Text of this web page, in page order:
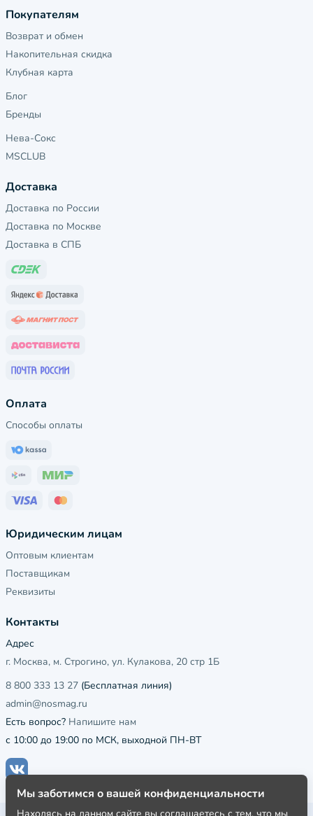
Покупателям
Возврат и обмен
Накопительная скидка
Клубная карта
Блог
Бренды
Нева-Сокс
MSCLUB
Доставка
Доставка по России
Доставка по Москве
Доставка в СПБ
Оплата
Способы оплаты
Юридическим лицам
Оптовым клиентам
Поставщикам
Реквизиты
Контакты
Адрес
г. Москва, м. Строгино, ул. Кулакова, 20 стр 1Б
8 800 333 13 27 (Бесплатная линия)
admin@nosmag.ru
Есть вопрос? Напишите нам
с 10:00 до 19:00 по МСК, выходной ПН-ВТ
Мы заботимся о вашей конфиденциальности